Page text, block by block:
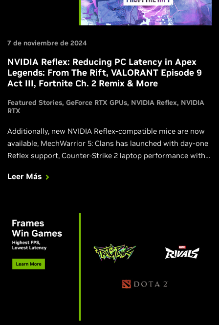
7 de noviembre de 2024
NVIDIA Reflex: Reducing PC Latency in Apex
Legends: From The Rift, VALORANT Episode 9
Act III, Fortnite Ch. 2 Remix & More
Featured Stories GeForce RTX GPUs NVIDIA Reflex NVIDIA
RTX
Additionally, new NVIDIA Reflex-compatible mice are now
available, MechWarrior 5: Clans has launched with day-one
Reflex support, Counter-Strike 2 laptop performance with
Leer Más